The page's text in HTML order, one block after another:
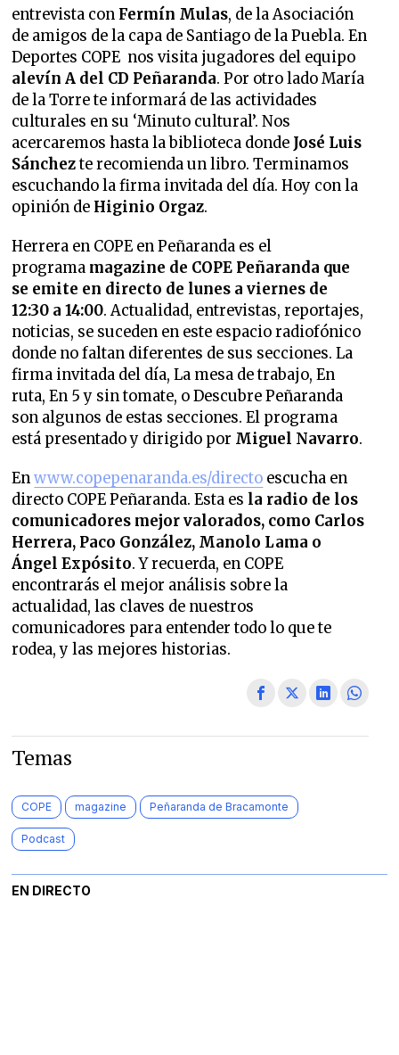
entrevista con Fermín Mulas, de la Asociación
de amigos de la capa de Santiago de la Puebla. En
Deportes COPE nos visita jugadores del equipo
alevín A del CD Peñaranda. Por otro lado María
de la Torre te informará de las actividades
culturales en su ‘Minuto cultural’. Nos
acercaremos hasta la biblioteca donde José Luis
Sánchezte recomienda un libro. Terminamos
escuchando la firma invitada del día. Hoy con la
opinión de Higinio Orgaz.
Herrera en COPE en Peñaranda es el
programa magazine de COPE Peñaranda que
se emite en directo de lunes a viernes de
12:30 a 14:00. Actualidad, entrevistas, reportajes,
noticias, se suceden en este espacio radiofónico
donde no faltan diferentes de sus secciones. La
firma invitada del día, La mesa de trabajo, En
ruta, En 5 y sin tomate, o Descubre Peñaranda
son algunos de estas secciones. El programa
está presentado y dirigido por Miguel Navarro.
Enwww.copepenaranda.es/directo escucha en
directo COPE Peñaranda. Esta es la radio de los
comunicadores mejor valorados, como Carlos
Herrera, Paco González, Manolo Lama o
Ángel Expósito. Y recuerda, en COPE
encontrarás el mejor análisis sobre la
actualidad, las claves de nuestros
comunicadores para entender todo lo que te
rodea, y las mejores historias.
Temas
COPE magazine Peñaranda de Bracamonte
Podcast
EN DIRECTO